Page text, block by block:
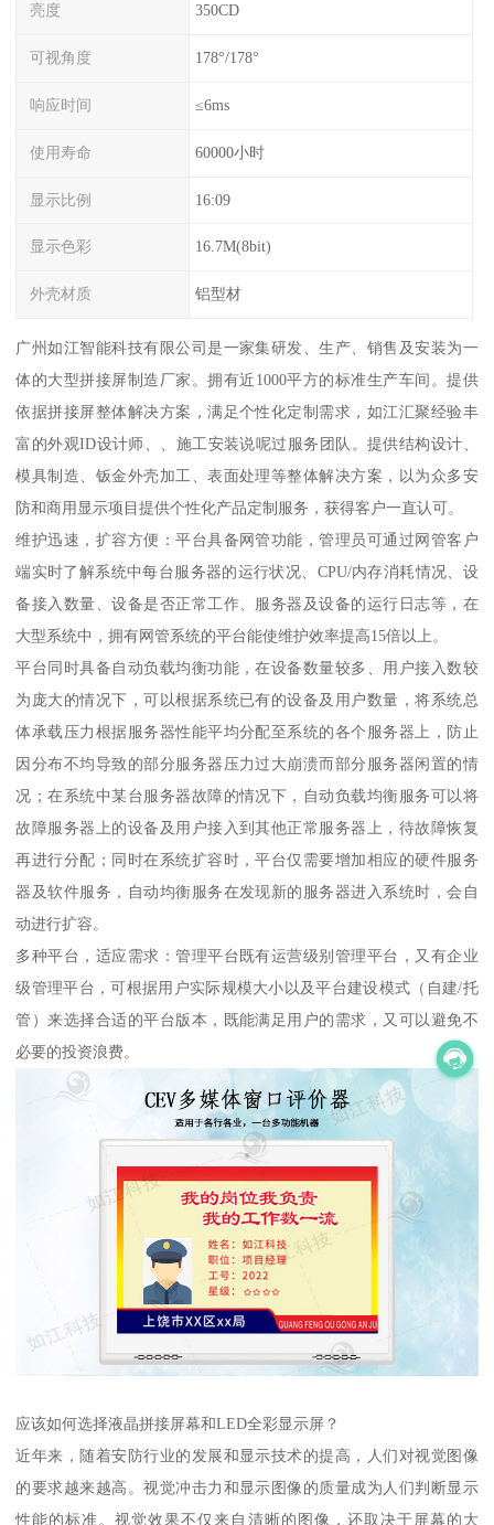
亮度 350CD
可视角度 178°/178°
响应时间 ≤6ms
使用寿命 60000小时
显示比例 16:09
显示色彩 16.7M(8bit)
外壳材质 铝型材
广州如江智能科技有限公司是一家集研发、生产、销售及安装为一
体的大型拼接屏制造厂家。拥有近1000平方的标准生产车间。提供
依据拼接屏整体解决方案，满足个性化定制需求，如江汇聚经验丰
富的外观ID设计师、、施工安装说呢过服务团队。提供结构设计、
模具制造、钣金外壳加工、表面处理等整体解决方案，以为众多安
防和商用显示项目提供个性化产品定制服务，获得客户一直认可。
维护迅速，扩容方便：平台具备网管功能，管理员可通过网管客户
端实时了解系统中每台服务器的运行状况、CPU/内存消耗情况、设
备接入数量、设备是否正常工作、服务器及设备的运行日志等，在
大型系统中，拥有网管系统的平台能使维护效率提高15倍以上。
平台同时具备自动负载均衡功能，在设备数量较多、用户接入数较
为庞大的情况下，可以根据系统已有的设备及用户数量，将系统总
体承载压力根据服务器性能平均分配至系统的各个服务器上，防止
因分布不均导致的部分服务器压力过大崩溃而部分服务器闲置的情
况；在系统中某台服务器故障的情况下，自动负载均衡服务可以将
故障服务器上的设备及用户接入到其他正常服务器上，待故障恢复
再进行分配；同时在系统扩容时，平台仅需要增加相应的硬件服务
器及软件服务，自动均衡服务在发现新的服务器进入系统时，会自
动进行扩容。
多种平台，适应需求：管理平台既有运营级别管理平台，又有企业
级管理平台，可根据用户实际规模大小以及平台建设模式（自建/托
管）来选择合适的平台版本，既能满足用户的需求，又可以避免不
必要的投资浪费。
应该如何选择液晶拼接屏幕和LED全彩显示屏？
近年来，随着安防行业的发展和显示技术的提高，人们对视觉图像
的要求越来越高。视觉冲击力和显示图像的质量成为人们判断显示
性能的标准。视觉效果不仅来自清晰的图像，还取决于屏幕的大